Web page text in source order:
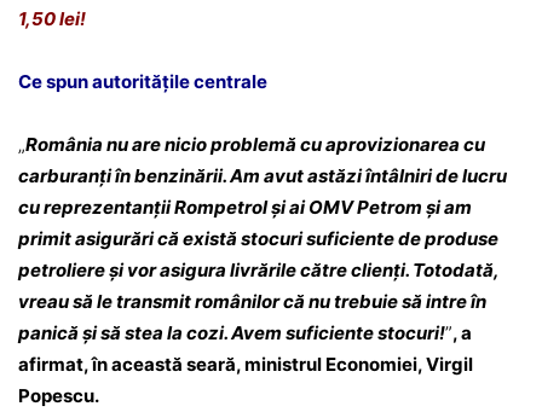
1,50 lei!
Ce spun autoritățile centrale
„România nu are nicio problemă cu aprovizionarea cu
carburanţi în benzinării. Am avut astăzi întâlniri de lucru
cu reprezentanţii Rompetrol şi ai OMV Petrom şi am
primit asigurări că există stocuri suficiente de produse
petroliere şi vor asigura livrările către clienţi. Totodată,
vreau să le transmit românilor că nu trebuie să intre în
panică şi să stea la cozi. Avem suficiente stocuri!”, a
afirmat, în această seară, ministrul Economiei, Virgil
Popescu.